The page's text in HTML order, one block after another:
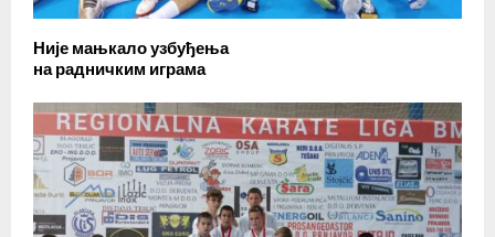
Није мањкало узбуђења
на радничким играма